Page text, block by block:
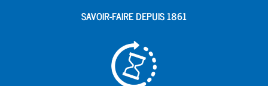
SAVOIR-FAIRE DEPUIS 1861